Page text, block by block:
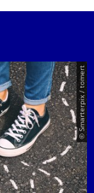
© Smarterpix / tomert